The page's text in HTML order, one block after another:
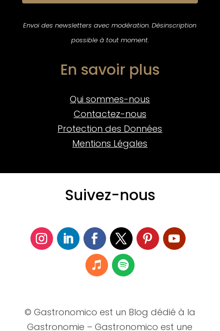
Envoi des newsletters avec modération. Désinscription
possible à tout moment.
En savoir plus
Qui sommes-nous
Contactez-nous
Protection des Données
Mentions Légales
Suivez-nous
© Gastronomico est un Blog dédié à la
Gastronomie – Gastronomico est une